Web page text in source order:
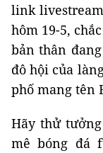
link
hôm 19-5,
bản thân
đô hội của
phố mang tên
Hãy thử
mê bóng đá